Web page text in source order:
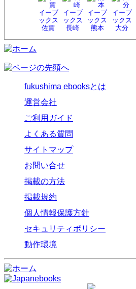
佐賀 長崎 熊本 大分
fukushima ebooksとは
運営会社
ご利用ガイド
よくある質問
サイトマップ
お問い合せ
掲載の方法
掲載規約
個人情報保護方針
セキュリティポリシー
動作環境